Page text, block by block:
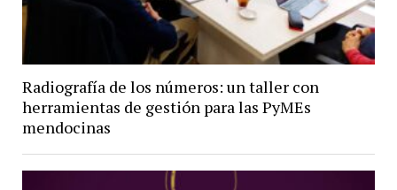
Radiografía de los números: un taller con
herramientas de gestión para las PyMEs
mendocinas